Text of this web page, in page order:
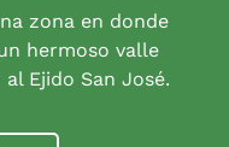
zona en donde
hermoso valle
Ejido San José.